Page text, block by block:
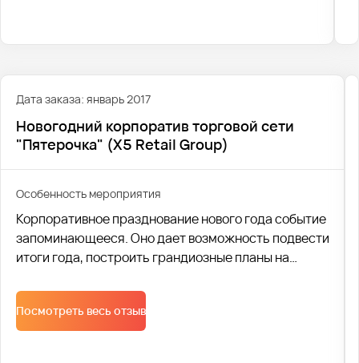
Дата заказа: январь 2017
Новогодний корпоратив торговой сети
"Пятерочка" (X5 Retail Group)
Особенность мероприятия
Корпоративное празднование нового года событие
запоминающееся. Оно дает возможность подвести
итоги года, построить грандиозные планы на
Поэтому профессиональная транспортная
логистика, один из основных элементов удачного
праздника. Компания Автобус1 помогла
Посмотреть весь отзыв